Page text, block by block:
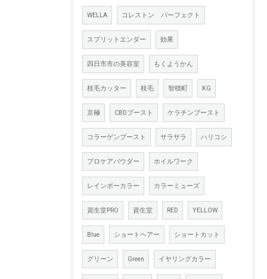
WELLA コレストン パーフェクト
スプリットエンダー 効果
四日市市の美容室 もくようかん
枝毛カッター 枝毛 智積町 KG
京極 CBDブースト ケラチンブースト
コラーゲンブースト サラサラ ハリコシ
プロケアパウダー ホイルワーク
レインボーカラー カラーミューズ
資生堂PRO 資生堂 RED YELLOW
Blue ショートヘアー ショートカット
グリーン Green イヤリングカラー